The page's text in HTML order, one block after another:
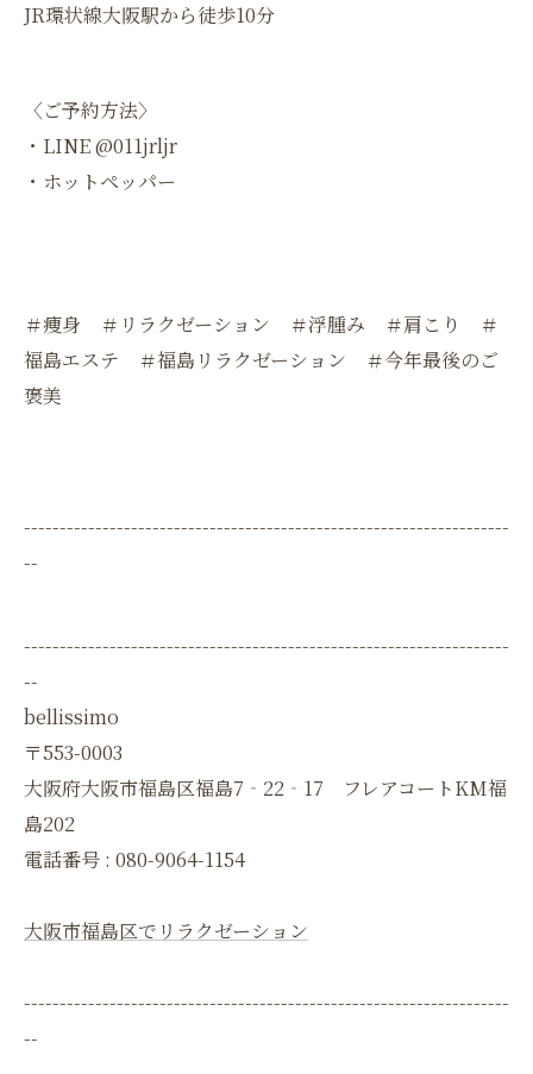
JR環状線大阪駅から徒歩10分
〈ご予約方法〉
・LINE @011jrljr
・ホットペッパー
＃痩身 ＃リラクゼーション ＃浮腫み ＃肩こり ＃
福島エステ ＃福島リラクゼーション ＃今年最後のご
褒美
--------------------------------------------------------------------
--
--------------------------------------------------------------------
--
bellissimo
〒553-0003
大阪府大阪市福島区福島7‐22‐17 フレアコートKM福
島202
電話番号 : 080-9064-1154
大阪市福島区でリラクゼーション
--------------------------------------------------------------------
--